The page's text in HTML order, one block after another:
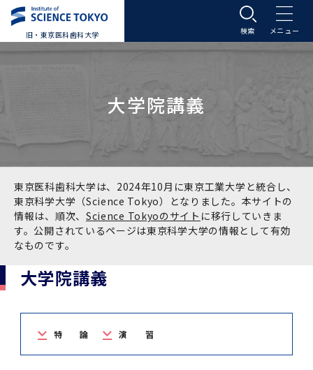
旧・東京医科歯科大学
学長メッセージ
基本理念・沿革
基本理念・沿革トップ
建物沿革
東京医科歯科大学の特色
学
教育について
キャンパスマップ
運営組織トップ
広報誌・刊行物
入学案内トップ
大学案内
学部受験生向け「大学案内」（冊子）
アドミッション・ポリシー
大学院入学案内トップ
聴講生・科目等履修生および大学院研究生募集
学生生活
学生生活トップ
Science Tokyo SPRING (医歯学系)
令和8年度（2026年度）総合知と癒しの次世代
フロントランナー育成プログラム Science
令和8年度（2026年度）トップレベルAI研究の
ための共創型エキスパート人材育成プログラム
援制度
CS（クリニシャン・サイエンティスト）養成支
授業・カリキュラム
教育研究組織等
教育研究組織等トップ
ポリシー
歯学部（歯学科･口腔保健学科）
大学病院
歯科（歯系診療部門）
外部資金
大学院講義
東京医科歯科大学は、2024年10月に東京工業大学と統合し、
東京科学大学（Science Tokyo）となりました。本サイトの
情報は、順次、 Science Tokyoのサイト に移行していきま
す。公開されているページは東京科学大学の情報として有効
なものです。
大学院講義
特 論 演 習